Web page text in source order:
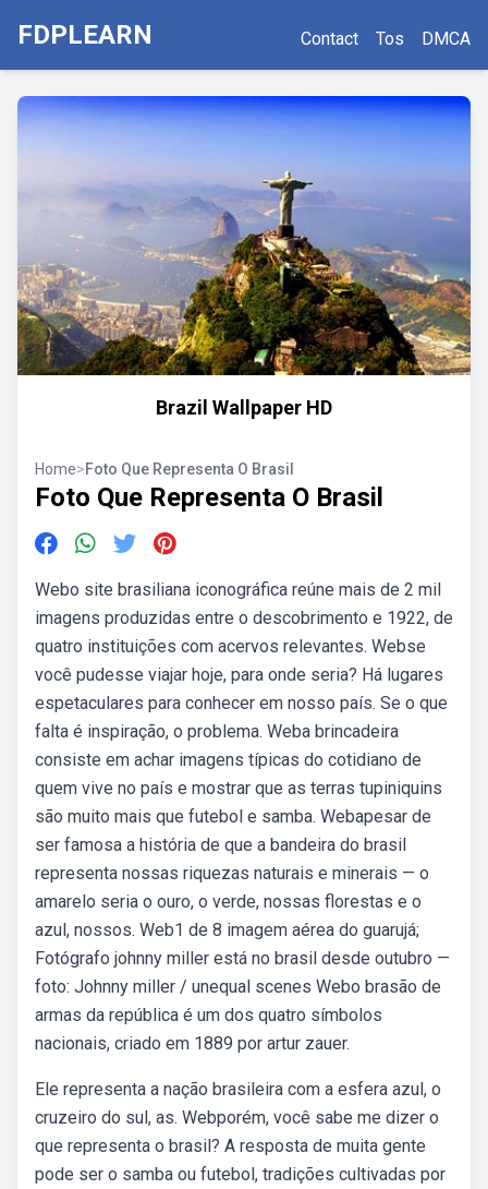
FDPLEARN Contact Tos DMCA
Brazil Wallpaper HD
Home>Foto Que Representa O Brasil
Foto Que Representa O Brasil
Webo site brasiliana iconográfica reúne mais de 2 mil
imagens produzidas entre o descobrimento e 1922, de
quatro instituições com acervos relevantes. Webse
você pudesse viajar hoje, para onde seria? Há lugares
espetaculares para conhecer em nosso país. Se o que
falta é inspiração, o problema. Weba brincadeira
consiste em achar imagens típicas do cotidiano de
quem vive no país e mostrar que as terras tupiniquins
são muito mais que futebol e samba. Webapesar de
ser famosa a história de que a bandeira do brasil
representa nossas riquezas naturais e minerais — o
amarelo seria o ouro, o verde, nossas florestas e o
azul, nossos. Web1 de 8 imagem aérea do guarujá;
Fotógrafo johnny miller está no brasil desde outubro —
foto: Johnny miller / unequal scenes Webo brasão de
armas da república é um dos quatro símbolos
nacionais, criado em 1889 por artur zauer.
Ele representa a nação brasileira com a esfera azul, o
cruzeiro do sul, as. Webporém, você sabe me dizer o
que representa o brasil? A resposta de muita gente
pode ser o samba ou futebol, tradições cultivadas por